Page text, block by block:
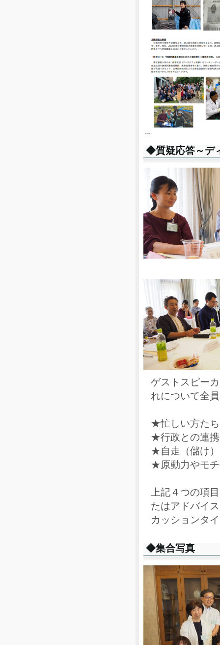
◆質疑応答～デ
ゲストスピー
れについて全
★忙しい方た
★行政との連
★自走（儲け
★原動力やモ
上記４つの項
たはアドバイ
カッションタ
◆集合写真